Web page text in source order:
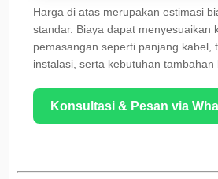
Harga di atas merupakan estimasi
standar. Biaya dapat menyesuaikan
pemasangan seperti panjang kabel,
instalasi, serta kebutuhan tambahan
Konsultasi & Pesan via